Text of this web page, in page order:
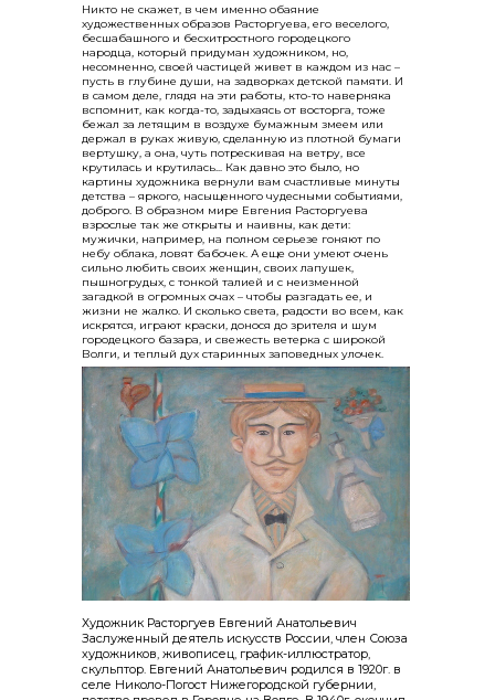
Художник Расторгуев Евгений Анатольевич
Заслуженный деятель искусств России, член Союза
художников, живописец, график-иллюстратор,
скульптор. Евгений Анатольевич родился в 1920г. в
селе Николо-Погост Нижегородской губернии,
Никто не скажет, в чем именно обаяние
художественных образов Расторгуева, его веселого,
бесшабашного и бесхитростного городецкого
народца, который придуман художником, но,
несомненно, своей частицей живет в каждом из нас –
пусть в глубине души, на задворках детской памяти. И
в самом деле, глядя на эти работы, кто-то наверняка
вспомнит, как когда-то, задыхаясь от восторга, тоже
бежал за летящим в воздухе бумажным змеем или
держал в руках живую, сделанную из плотной бумаги
вертушку, а она, чуть потрескивая на ветру, все
крутилась и крутилась... Как давно это было, но
картины художника вернули вам счастливые минуты
детства – яркого, насыщенного чудесными событиями,
доброго. В образном мире Евгения Расторгуева
взрослые так же открыты и наивны, как дети:
мужички, например, на полном серьезе гоняют по
небу облака, ловят бабочек. А еще они умеют очень
сильно любить своих женщин, своих лапушек,
пышногрудых, с тонкой талией и с неизменной
загадкой в огромных очах – чтобы разгадать ее, и
жизни не жалко. И сколько света, радости во всем, как
искрятся, играют краски, донося до зрителя и шум
городецкого базара, и свежесть ветерка с широкой
Волги, и теплый дух старинных заповедных улочек.